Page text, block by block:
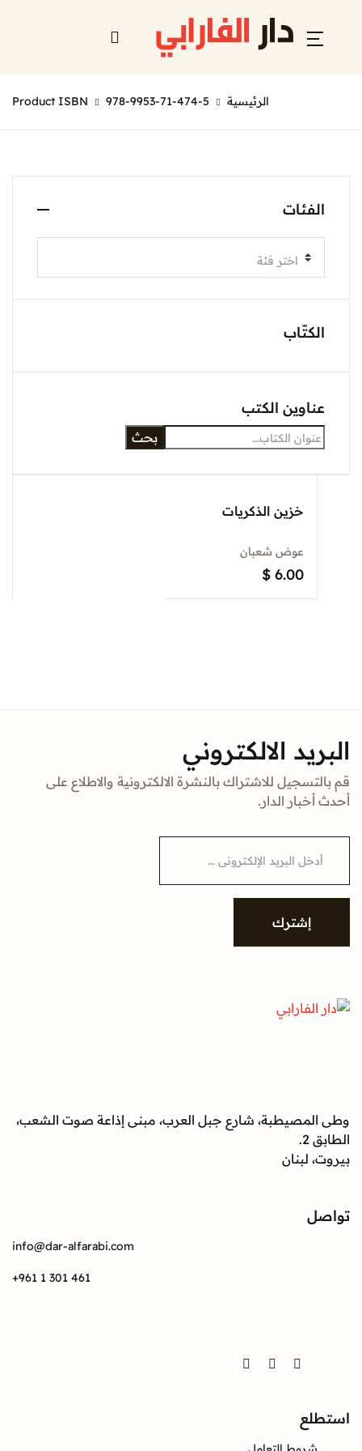
الرئيسية Product ISBN 978-9953-71-474-5
خزين الذكريات
عوض شعبان
$ 6.00
الفئات
اختر فئة
الكتّاب
عناوين الكتب
بحث
البريد الالكتروني
قم بالتسجيل للاشتراك بالنشرة الالكترونية والاطلاع على
أحدث أخبار الدار.
i
إشترك
وطى المصيطبة، شارع جبل العرب، مبنى إذاعة صوت الشعب،
الطابق 2.
بيروت، لبنان
تواصل
info@dar-alfarabi.com
+961 1 301 461
Facebook
Instagram
Twitter
استطلع